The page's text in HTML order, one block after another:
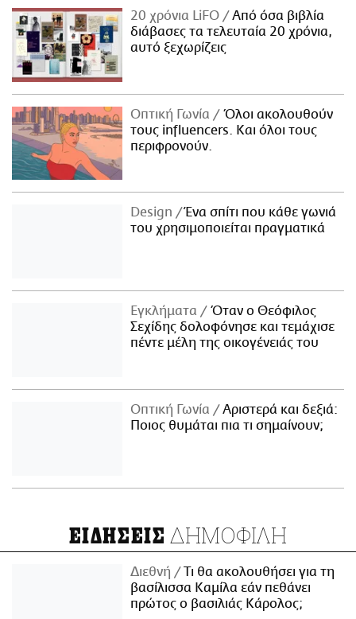
20 χρόνια LiFO
Από όσα βιβλία
διάβασες τα τελευταία 20 χρόνια,
αυτό ξεχωρίζεις
Οπτική Γωνία
Όλοι ακολουθούν
τους influencers. Και όλοι τους
περιφρονούν.
Design
Ένα σπίτι που κάθε γωνιά
του χρησιμοποιείται πραγματικά
Εγκλήματα
Όταν ο Θεόφιλος
Σεχίδης δολοφόνησε και τεμάχισε
πέντε μέλη της οικογένειάς του
Οπτική Γωνία
Αριστερά και δεξιά:
Ποιος θυμάται πια τι σημαίνουν;
ΕΙΔΗΣΕΙΣ ΔΗΜΟΦΙΛΗ
Διεθνή
Τι θα ακολουθήσει για τη
βασίλισσα Καμίλα εάν πεθάνει
πρώτος ο βασιλιάς Κάρολος;